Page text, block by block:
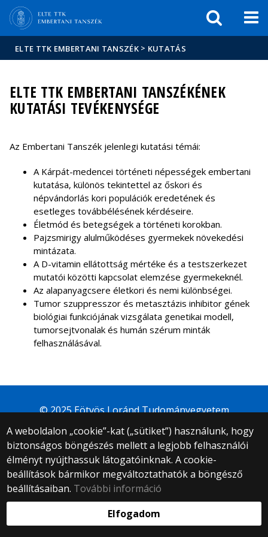
sajtóban
ELTE TTK EMBERTANI TANSZÉK > KUTATÁS
ELTE TTK EMBERTANI TANSZÉKÉNEK
KUTATÁSI TEVÉKENYSÉGE
Az Embertani Tanszék jelenlegi kutatási témái:
A Kárpát-medencei történeti népességek embertani
kutatása, különös tekintettel az őskori és
népvándorlás kori populációk eredetének és
esetleges továbbélésének kérdéseire.
Életmód és betegségek a történeti korokban.
Pajzsmirigy alulműködéses gyermekek növekedési
mintázata.
A D-vitamin ellátottság mértéke és a testszerkezet
mutatói közötti kapcsolat elemzése gyermekeknél.
Az alapanyagcsere életkori és nemi különbségei.
Tumor szuppresszor és metasztázis inhibitor gének
biológiai funkciójának vizsgálata genetikai modell,
tumorsejtvonalak és humán szérum minták
felhasználásával.
A weboldalon „cookie”-kat („sütiket”) használunk, hogy
biztonságos böngészés mellett a legjobb felhasználói
élményt nyújthassuk látogatóinknak. A cookie-
beállítások bármikor megváltoztathatók a böngésző
beállításaiban. További információ
Elfogadom
© 2025 Eötvös Loránd Tudományegyetem
1053 Budapest, Egyetem tér 1–3.
Központi telefonszám: +36 1 411 6500
Webfejlesztés: